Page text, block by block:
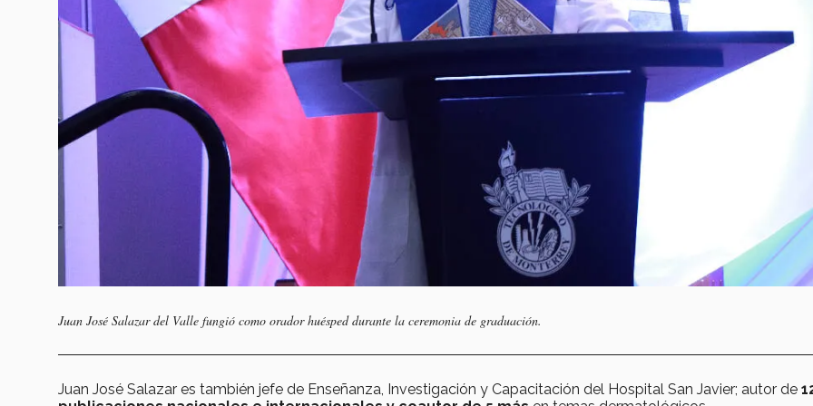
Juan José Salazar del Valle fungió como orador huésped durante la ceremonia de graduación.
Juan José Salazar es también jefe de Enseñanza, Investigación y Capacitación del Hospital San Javier; autor de